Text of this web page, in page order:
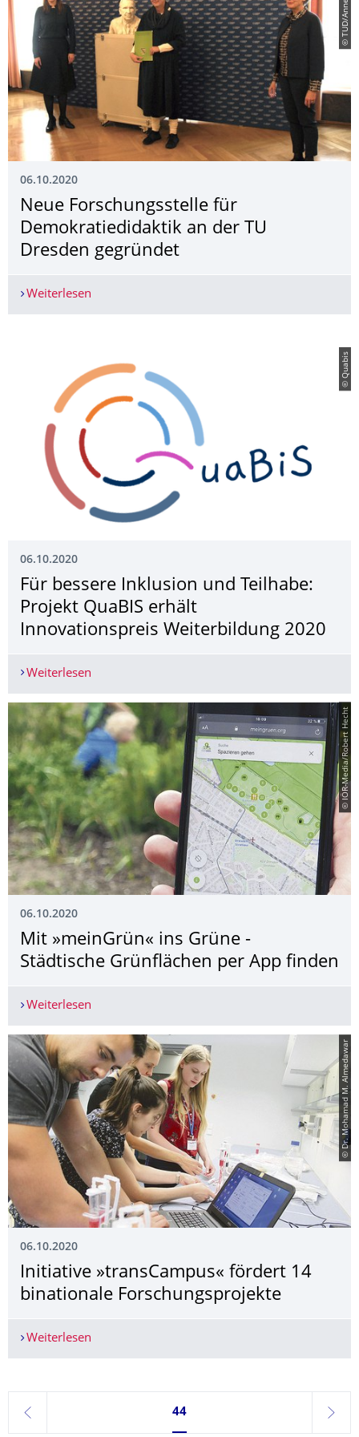
06.10.2020
Neue Forschungsstelle für
Demokratiedidaktik an der TU
Dresden gegründet
Weiterlesen
© Quabis
06.10.2020
Für bessere Inklusion und Teilhabe:
Projekt QuaBIS erhält
Innovationspreis Weiterbildung 2020
Weiterlesen
© IÖR-Media/Robert Hecht
06.10.2020
Mit »meinGrün« ins Grüne -
Städtische Grünflächen per App finden
Weiterlesen
© Dr. Mohamad M. Almedawar
06.10.2020
Initiative »transCampus« fördert 14
binationale Forschungsprojekte
Weiterlesen
zurück
Seite 44, aktuell ausgewählt
44
weiter